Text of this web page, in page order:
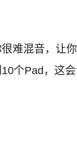
难混音，让
个Pad，这